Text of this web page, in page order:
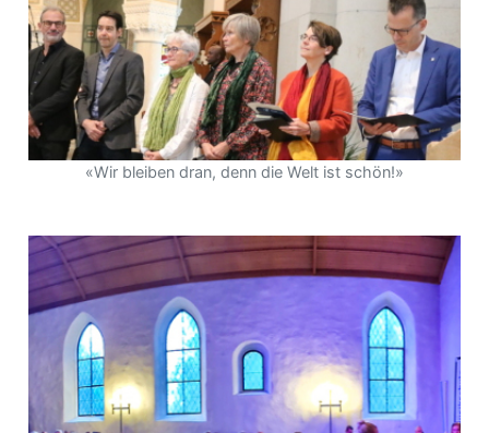
«Wir bleiben dran, denn die Welt ist schön!»